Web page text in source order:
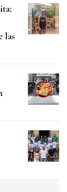
las